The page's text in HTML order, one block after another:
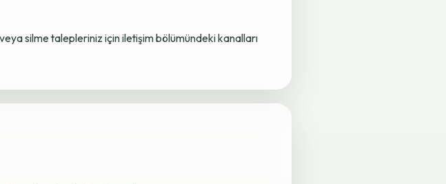
silme talepleriniz için iletişim bölümündeki kanalları